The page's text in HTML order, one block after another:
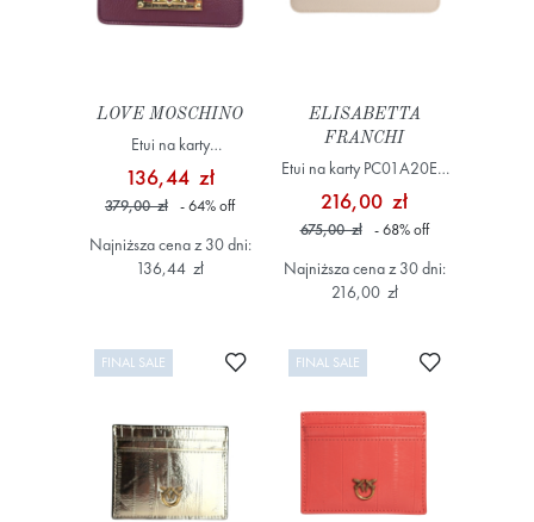
LOVE MOSCHINO
Etui na karty
JC5606PP1NLI0552
Bordowy
136,44 zł
379,00 zł - 64%off
Najniższa cena z 30 dni:
136,44 zł
ELISABETTA
FRANCHI
Etui na karty PC01A20E2
Kremowy
216,00 zł
675,00 zł - 68%off
Najniższa cena z 30 dni:
216,00 zł
FINAL SALE Dodaj do ulubionych
FINAL SALE Dodaj do